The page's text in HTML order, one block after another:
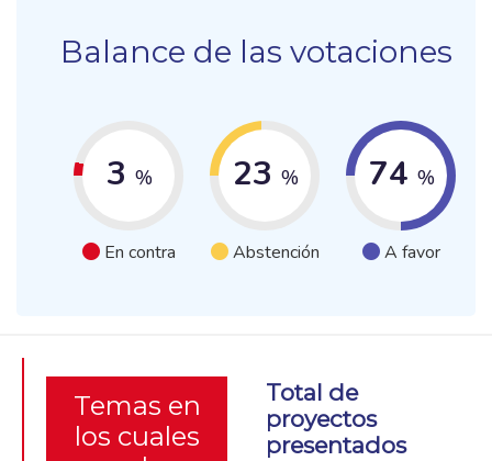
Balance de las votaciones
3 %
En contra
23 %
Abstención
74 %
A favor
Temas en
los cuales
Total de
proyectos
presentados